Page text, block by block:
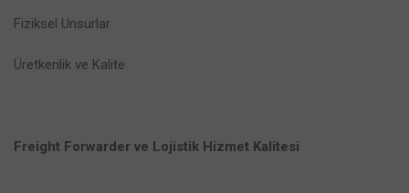
Fiziksel Unsurlar
Üretkenlik ve Kalite
Freight Forwarder ve Lojistik Hizmet Kalitesi